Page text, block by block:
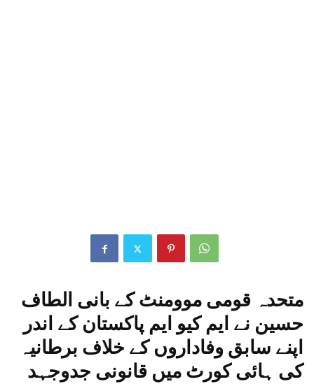
متحدہ قومی موومنٹ کے بانی الطاف
حسین نے ایم کیو ایم پاکستان کے اندر
اپنے سابق وفاداروں کے خلاف برطانیہ
کی ہائی کورٹ میں قانونی جدوجہد